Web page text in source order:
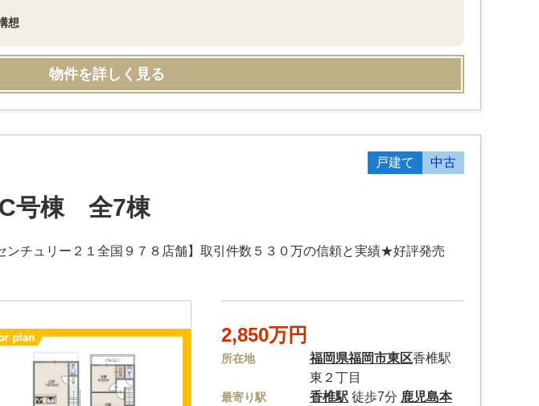
想
物件を詳しく見る
戸建て 中古
号棟 全7棟
ュリー２１全国９７８店舗】取引件数５３０万の信頼と実績★好評発売
2,850万円
所在地 福岡県福岡市東区香椎駅
東２丁目
最寄り駅 香椎駅 徒歩7分 鹿児島本